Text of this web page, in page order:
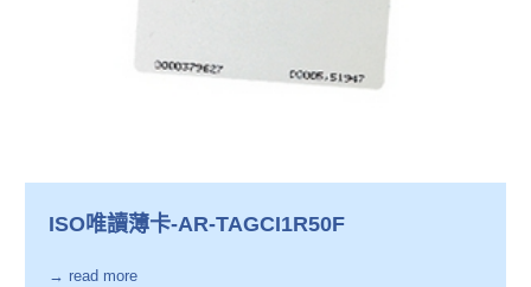
ISO唯讀薄卡-AR-TAGCI1R50F
→ read more